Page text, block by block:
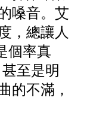
嗓音。艾
，總讓人
個率真
至是明
的不滿，